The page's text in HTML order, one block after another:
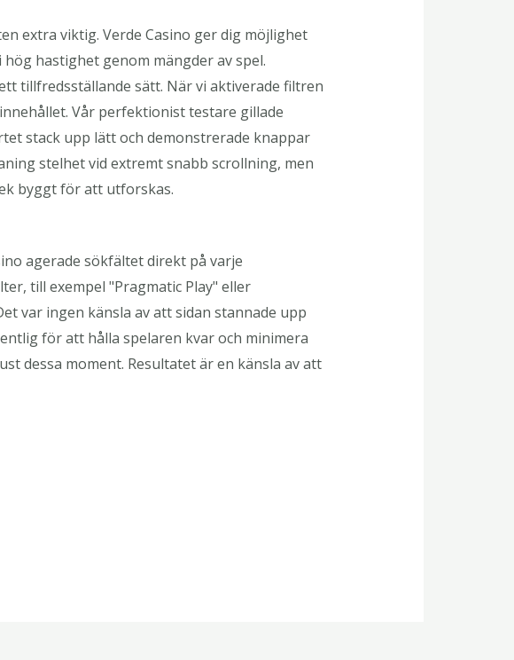
extra viktig. Verde Casino ger dig möjlighet
hastighet genom mängder av spel.
tillfredsställande sätt. När vi aktiverade filtren
Vår perfektionist testare gillade
stack upp lätt och demonstrerade knappar
stelhet vid extremt snabb scrollning, men
byggt för att utforskas.
agerade sökfältet direkt på varje
till exempel "Pragmatic Play" eller
var ingen känsla av att sidan stannade upp
för att hålla spelaren kvar och minimera
dessa moment. Resultatet är en känsla av att